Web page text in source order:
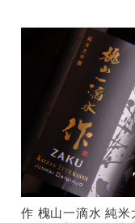
作 槐山一滴水 純米